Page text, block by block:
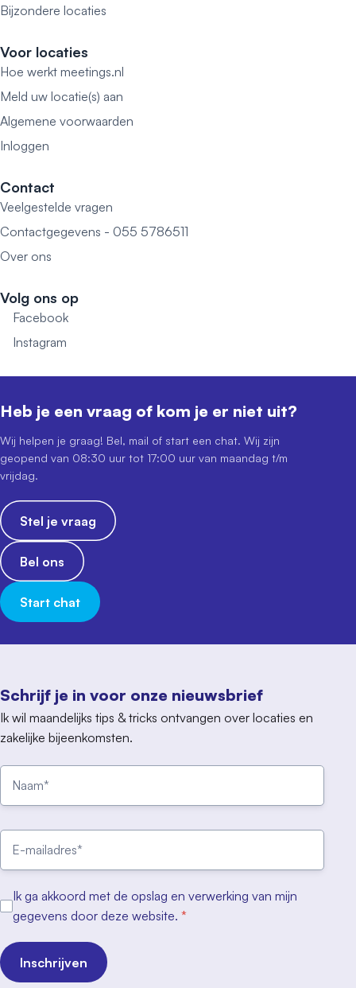
Bijzondere locaties
Voor locaties
Hoe werkt meetings.nl
Meld uw locatie(s) aan
Algemene voorwaarden
Inloggen
Contact
Veelgestelde vragen
Contactgegevens - 055 5786511
Over ons
Volg ons op
Facebook
Instagram
Schrijf je in voor onze nieuwsbrief
Ik wil maandelijks tips & tricks ontvangen over locaties en
zakelijke bijeenkomsten.
Ik ga akkoord met de opslag en verwerking van mijn
gegevens door deze website. *
Inschrijven
Heb je een vraag of kom je er niet uit?
Wij helpen je graag! Bel, mail of start een chat. Wij zijn
geopend van 08:30 uur tot 17:00 uur van maandag t/m
vrijdag.
Stel je vraag
Bel ons
Start chat